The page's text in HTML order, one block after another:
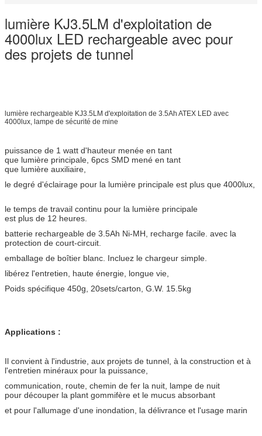
lumière KJ3.5LM d'exploitation de
4000lux LED rechargeable avec pour
des projets de tunnel
lumière rechargeable KJ3.5LM d'exploitation de 3.5Ah ATEX LED avec
4000lux, lampe de sécurité de mine
puissance de 1 watt d'hauteur menée en tant
que lumière principale, 6pcs SMD mené en tant
que lumière auxiliaire,
le degré d'éclairage pour la lumière principale est plus que 4000lux,
le temps de travail continu pour la lumière principale
est plus de 12 heures.
batterie rechargeable de 3.5Ah Ni-MH, recharge facile. avec la
protection de court-circuit.
emballage de boîtier blanc. Incluez le chargeur simple.
libérez l'entretien, haute énergie, longue vie,
Poids spécifique 450g, 20sets/carton, G.W. 15.5kg
Applications :
Il convient à l'industrie, aux projets de tunnel, à la construction et à
l'entretien minéraux pour la puissance,
communication, route, chemin de fer la nuit, lampe de nuit
pour découper la plant gommifère et le mucus absorbant
et pour l'allumage d'une inondation, la délivrance et l'usage marin